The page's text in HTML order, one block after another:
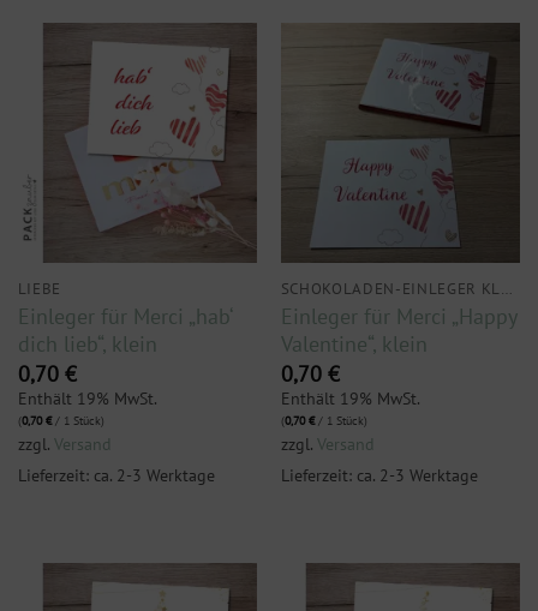
LIEBE
Einleger für Merci „hab‘
dich lieb“, klein
0,70 €
Enthält 19% MwSt.
(0,70€/ 1 Stück)
zzgl. Versand
Lieferzeit: ca. 2-3 Werktage
SCHOKOLADEN-EINLEGER KLEIN
Einleger für Merci „Happy
Valentine“, klein
0,70 €
Enthält 19% MwSt.
(0,70€/ 1 Stück)
zzgl. Versand
Lieferzeit: ca. 2-3 Werktage